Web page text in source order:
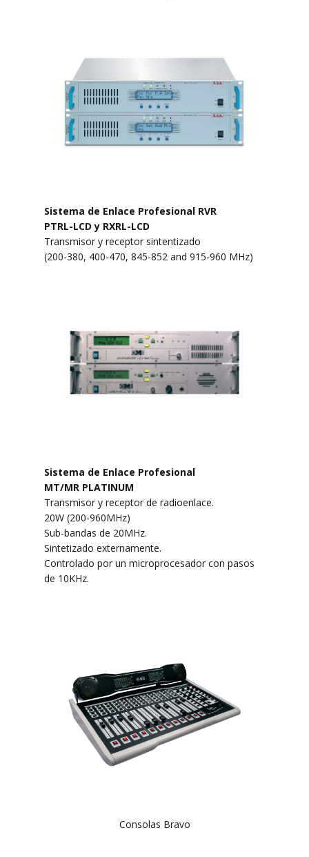
Sistema de Enlace Profesional RVR
PTRL-LCD y RXRL-LCD
Transmisor y receptor sintentizado
(200-380, 400-470, 845-852 and 915-960 MHz)
Sistema de Enlace Profesional
MT/MR PLATINUM
Transmisor y receptor de radioenlace.
20W (200-960MHz)
Sub-bandas de 20MHz.
Sintetizado externamente.
Controlado por un microprocesador con pasos
de 10KHz.
Consolas Bravo